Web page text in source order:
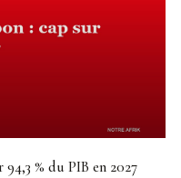
% du PIB en 2027